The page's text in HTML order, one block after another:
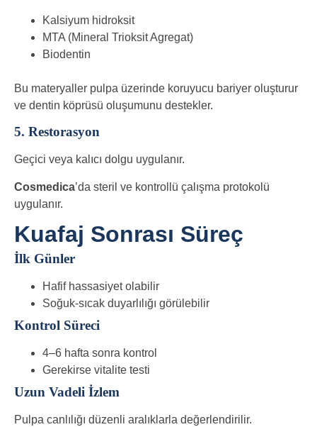
Kalsiyum hidroksit
MTA (Mineral Trioksit Agregat)
Biodentin
Bu materyaller pulpa üzerinde koruyucu bariyer oluşturur
ve dentin köprüsü oluşumunu destekler.
5. Restorasyon
Geçici veya kalıcı dolgu uygulanır.
Cosmedica’da steril ve kontrollü çalışma protokolü
uygulanır.
Kuafaj Sonrası Süreç
İlk Günler
Hafif hassasiyet olabilir
Soğuk-sıcak duyarlılığı görülebilir
Kontrol Süreci
4–6 hafta sonra kontrol
Gerekirse vitalite testi
Uzun Vadeli İzlem
Pulpa canlılığı düzenli aralıklarla değerlendirilir.